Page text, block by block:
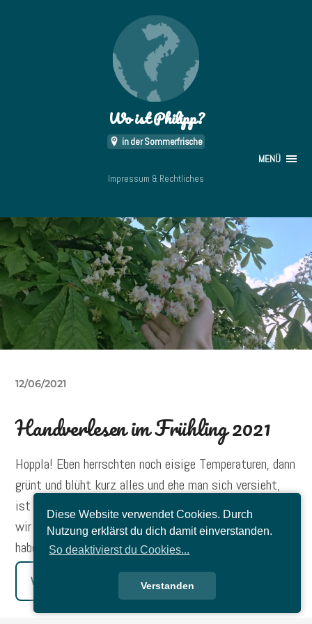
Diese Website verwendet Cookies. Durch
Nutzung erklärst du dich damit einverstanden.
So deaktivierst du Cookies...
Verstanden
Wo ist Philipp?
in der Sommerfrische
MENÜ
Impressum & Rechtliches
12/06/2021
Handverlesen im Frühling 2021
Hoppla! Eben herrschten noch eisige Temperaturen, dann
grünt und blüht kurz alles und ehe man sich versieht,
ist der Frühling auch schon wieder vorbei. Dabei hatten
wir endlich mal wieder einen richtigen Frühling und das
habe ich genossen. Hier sind meine Höhepunkte.
Weiterlesen